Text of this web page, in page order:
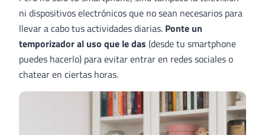
ni dispositivos electrónicos que no sean necesarios para
llevar a cabo tus actividades diarias. Ponte un
temporizador al uso que le das (desde tu smartphone
puedes hacerlo) para evitar entrar en redes sociales o
chatear en ciertas horas.